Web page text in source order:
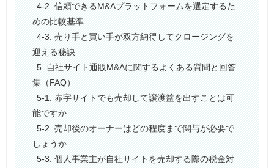
4-2. 信頼できるM&Aプラットフォームを選定するた
めの比較基準
4-3. 売り手と買い手が双方納得してクロージングを
迎える秘訣
5. 自社サイト通販M&Aに関するよくある質問と回答
集（FAQ）
5-1. 赤字サイトでも売却して譲渡益を出すことは可
能ですか
5-2. 売却後のオーナーはどの程度まで関与が必要で
しょうか
5-3. 個人事業主が自社サイトを売却する際の税金対